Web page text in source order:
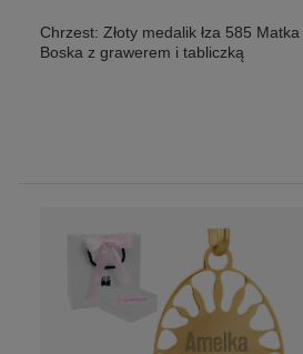
Chrzest: Złoty medalik łza 585 Matka
Boska z grawerem i tabliczką